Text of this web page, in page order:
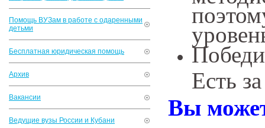
Помощь ВУЗам в работе с одаренными
детьми
Бесплатная юридическая помощь
Архив
Вакансии
Ведущие вузы России и Кубани
Есть
Вы